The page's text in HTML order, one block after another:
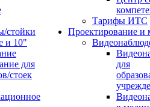
стойки
и 10"
для
стоек
Тарифы ИТС
Проектирование и
для